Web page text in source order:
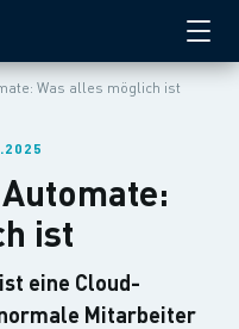
Was alles möglich ist
ist
eine Cloud-
Mitarbeiter